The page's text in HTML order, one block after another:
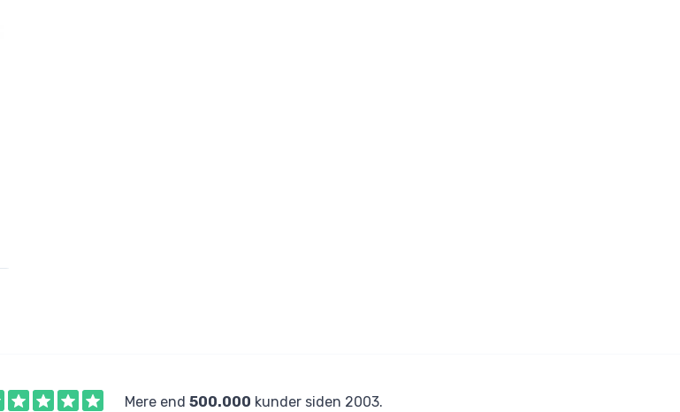
Mere end 500.000 kunder siden 2003.